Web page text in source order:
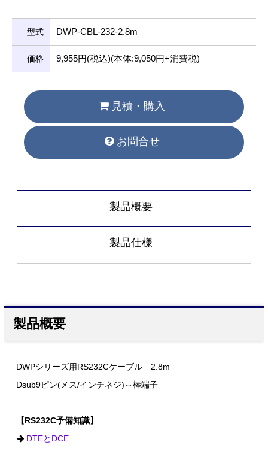
型式 DWP-CBL-232-2.8m
価格 9,955円(税込)(本体:9,050円+消費税)
見積・購入
お問合せ
製品概要
製品仕様
製品概要
DWPシリーズ用RS232Cケーブル 2.8m
Dsub9ピン(メス/インチネジ)⇔棒端子
【RS232C予備知識】
DTEとDCE